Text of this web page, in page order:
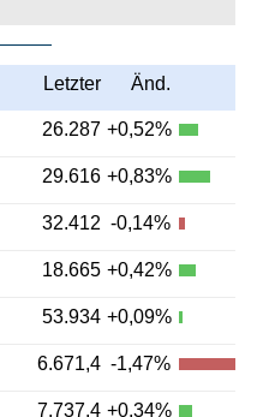
Letzter Änd.
26.287 +0,52%
29.616 +0,83%
32.412 -0,14%
18.665 +0,42%
53.934 +0,09%
6.671,4 -1,47%
7.737,4 +0,34%